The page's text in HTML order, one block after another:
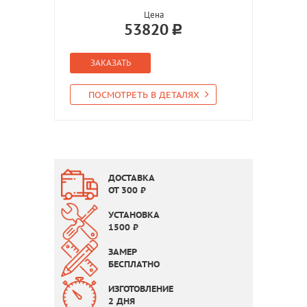
Цена
53820
ЗАКАЗАТЬ
ПОСМОТРЕТЬ В ДЕТАЛЯХ
ДОСТАВКА
ОТ 300 ₽
УСТАНОВКА
1500 ₽
ЗАМЕР
БЕСПЛАТНО
ИЗГОТОВЛЕНИЕ
2 ДНЯ